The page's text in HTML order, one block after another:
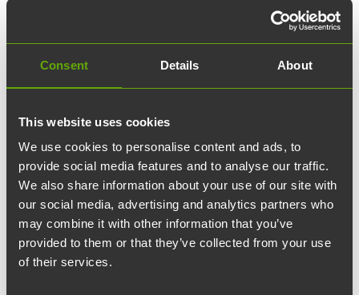
Consent Details About
This website uses cookies
We use cookies to personalise content and ads, to
provide social media features and to analyse our traffic.
We also share information about your use of our site with
our social media, advertising and analytics partners who
may combine it with other information that you’ve
provided to them or that they’ve collected from your use
of their services.
Tiedepuiston kevyen
liikenteen pysäköinti
uudistuu